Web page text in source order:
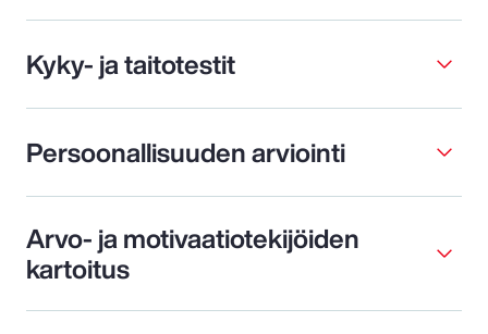
Kyky- ja taitotestit
Persoonallisuuden arviointi
Arvo- ja motivaatiotekijöiden
kartoitus